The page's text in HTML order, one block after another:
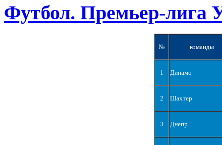
Футбол. Премьер-лига
№ команды
1 Динамо
2 Шахтер
3 Днепр